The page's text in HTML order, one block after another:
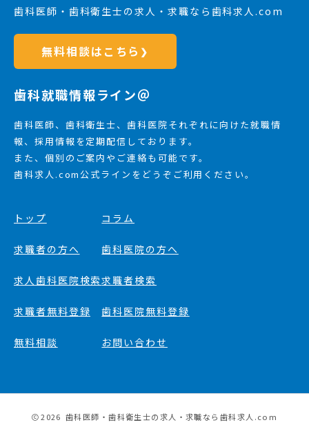
歯科医師・歯科衛生士の求人・求職なら歯科求人.com
無料相談はこちら ❯
歯科就職情報ライン＠
歯科医師、歯科衛生士、歯科医院それぞれに向けた就職情
報、採用情報を定期配信しております。
また、個別のご案内やご連絡も可能です。
歯科求人.com公式ラインをどうぞご利用ください。
トップ
求職者の方へ
求人歯科医院検索
求職者無料登録
無料相談
コラム
歯科医院の方へ
求職者検索
歯科医院無料登録
お問い合わせ
2026 歯科医師・歯科衛生士の求人・求職なら歯科求人.com